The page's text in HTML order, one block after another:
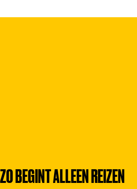
ZO BEGINT ALLEEN REIZEN